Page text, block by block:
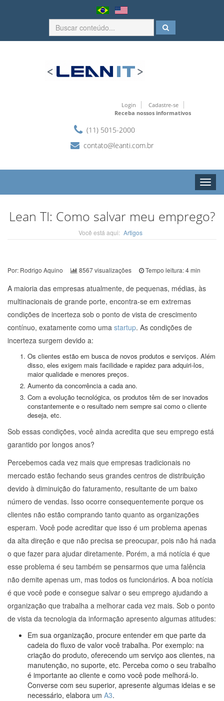
Login
Cadastre-se
Receba nossos informativos
(11) 5015-2000
contato@leanti.com.br
Toggle
Lean TI: Como salvar meu emprego?
Você está aqui: Artigos
Por: Rodrigo Aquino 8567visualizações Tempo leitura: 4 min
A maioria das empresas atualmente, de pequenas, médias, às
multinacionais de grande porte, encontra-se em extremas
condições de incerteza sob o ponto de vista de crescimento
contínuo, exatamente como uma startup. As condições de
incerteza surgem devido a:
Os clientes estão em busca de novos produtos e serviços. Além
disso, eles exigem mais facilidade e rapidez para adquiri-los,
maior qualidade e menores preços.
Aumento da concorrência a cada ano.
Com a evolução tecnológica, os produtos têm de ser inovados
constantemente e o resultado nem sempre sai como o cliente
deseja, etc.
Sob essas condições, você ainda acredita que seu emprego está
garantido por longos anos?
Percebemos cada vez mais que empresas tradicionais no
mercado estão fechando seus grandes centros de distribuição
devido à diminuição do faturamento, resultante de um baixo
número de vendas. Isso ocorre consequentemente porque os
clientes não estão comprando tanto quanto as organizações
esperam. Você pode acreditar que isso é um problema apenas
da alta direção e que não precisa se preocupar, pois não há nada
o que fazer para ajudar diretamente. Porém, a má notícia é que
esse problema é seu também se pensarmos que uma falência
não demite apenas um, mas todos os funcionários. A boa notícia
é que você pode e consegue salvar o seu emprego ajudando a
organização que trabalha a melhorar cada vez mais. Sob o ponto
de vista da tecnologia da informação apresento algumas atitudes:
Em sua organização, procure entender em que parte da
cadeia do fluxo de valor você trabalha. Por exemplo: na
criação do produto, oferecendo um serviço aos clientes, na
manutenção, no suporte, etc. Perceba como o seu trabalho
é importante ao cliente e como você pode melhorá-lo.
Converse com seu superior, apresente algumas ideias e se
necessário, elabora um A3.